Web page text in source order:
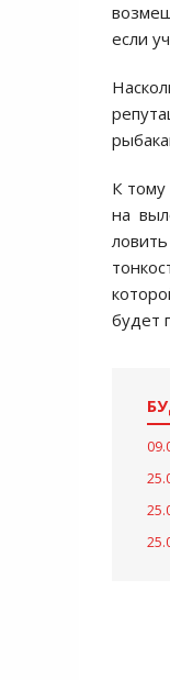
если
К тому
на
будет